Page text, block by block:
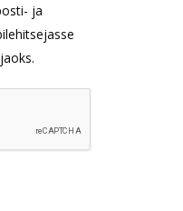
ja